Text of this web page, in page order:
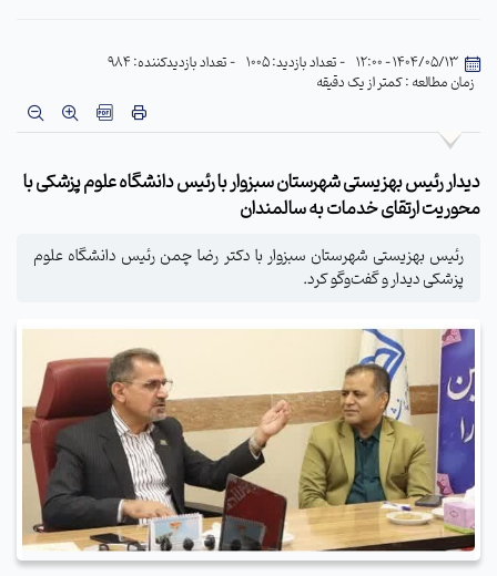
1404/05/13 - 12:00 - تعداد بازدید: 1005
- تعداد بازدیدکننده: 984
زمان مطالعه : کمتر از یک دقیقه
دیدار رئیس بهزیستی شهرستان سبزوار با رئیس دانشگاه علوم پزشکی با
محوریت ارتقای خدمات به سالمندان
رئیس بهزیستی شهرستان سبزوار با دکتر رضا چمن رئیس دانشگاه علوم
پزشکی دیدار و گفت‌وگو کرد.